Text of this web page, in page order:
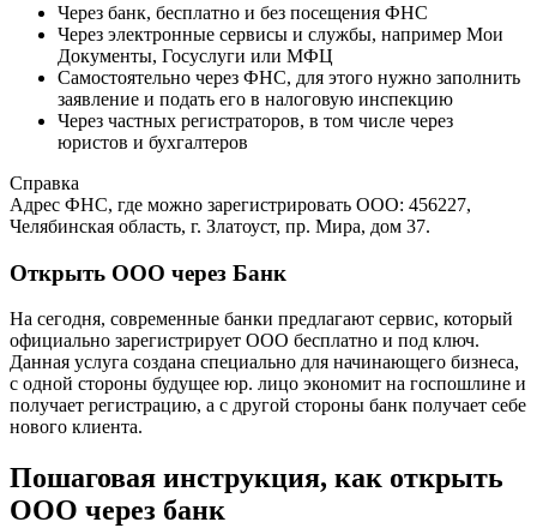
Через банк, бесплатно и без посещения ФНС
Через электронные сервисы и службы, например Мои
Документы, Госуслуги или МФЦ
Самостоятельно через ФНС, для этого нужно заполнить
заявление и подать его в налоговую инспекцию
Через частных регистраторов, в том числе через
юристов и бухгалтеров
Справка
Адрес ФНС, где можно зарегистрировать ООО: 456227,
Челябинская область, г. Златоуст, пр. Мира, дом 37.
Открыть ООО через Банк
На сегодня, современные банки предлагают сервис, который
официально зарегистрирует ООО бесплатно и под ключ.
Данная услуга создана специально для начинающего бизнеса,
с одной стороны будущее юр. лицо экономит на госпошлине и
получает регистрацию, а с другой стороны банк получает себе
нового клиента.
Пошаговая инструкция, как открыть
ООО через банк